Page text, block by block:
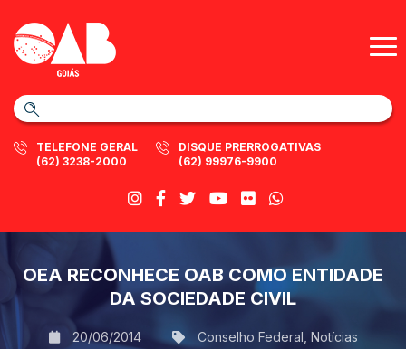
TELEFONE GERAL
(62) 3238-2000
DISQUE PRERROGATIVAS
(62) 99976-9900
OEA RECONHECE OAB COMO ENTIDADE
DA SOCIEDADE CIVIL
20/06/2014 Conselho Federal Notícias